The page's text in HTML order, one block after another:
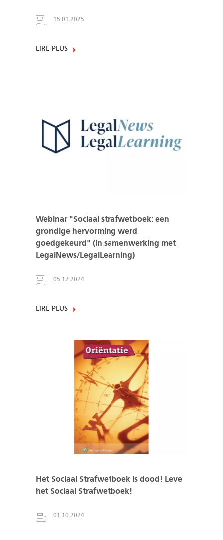
15.01.2025
LIRE PLUS
Webinar "Sociaal strafwetboek: een
grondige hervorming werd
goedgekeurd" (in samenwerking met
LegalNews/LegalLearning)
05.12.2024
LIRE PLUS
Het Sociaal Strafwetboek is dood! Leve
het Sociaal Strafwetboek!
01.10.2024